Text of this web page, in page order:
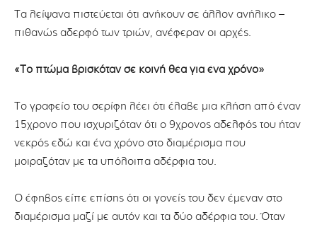
Τα λείψανα πιστεύεται ότι ανήκουν σε άλλον ανήλικο –
πιθανώς αδερφό των τριών, ανέφεραν οι αρχές.
«Το πτώμα βρισκόταν σε κοινή θέα για ένα χρόνο»
Το γραφείο του σερίφη λέει ότι έλαβε μια κλήση από έναν
15χρονο που ισχυριζόταν ότι ο 9χρονος αδελφός του ήταν
νεκρός εδώ και ένα χρόνο στο διαμέρισμα που
μοιραζόταν με τα υπόλοιπα αδέρφια του.
Ο έφηβος είπε επίσης ότι οι γονείς του δεν έμεναν στο
διαμέρισμα μαζί με αυτόν και τα δύο αδέρφια του. Όταν